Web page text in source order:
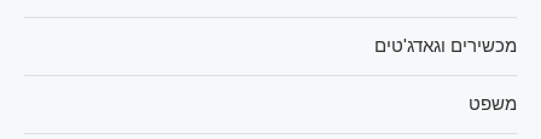
מכשירים וגאדג'טים
משפט